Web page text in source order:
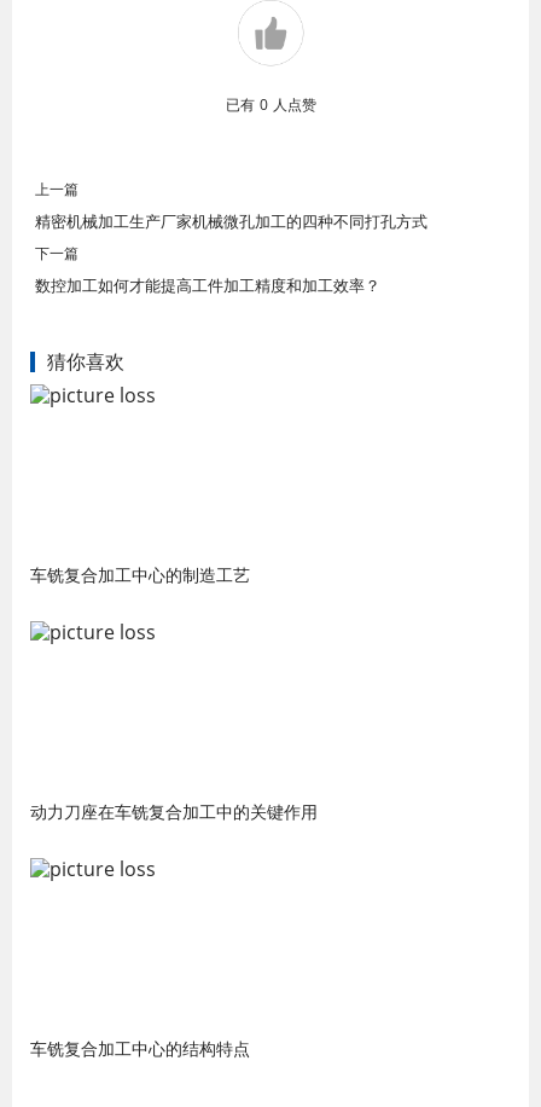
已有 0 人点赞
上一篇
精密机械加工生产厂家机械微孔加工的四种不同打孔方式
下一篇
数控加工如何才能提高工件加工精度和加工效率？
猜你喜欢
车铣复合加工中心的制造工艺
动力刀座在车铣复合加工中的关键作用
车铣复合加工中心的结构特点